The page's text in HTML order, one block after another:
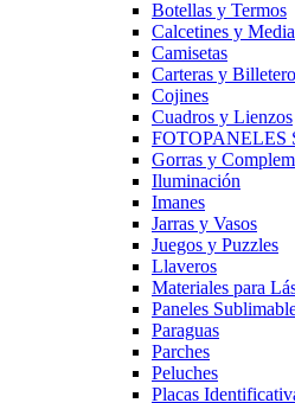
Botellas y Termos
Calcetines y
Camisetas
Carteras y
Cojines
Cuadros y Lienzos
Gorras y
Iluminación
Imanes
Jarras y Vasos
Juegos y Puzzles
Llaveros
Materiales para
Paneles
Paraguas
Parches
Peluches
Placas